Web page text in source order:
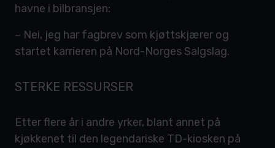
havne i bilbransjen:
– Nei, jeg har fagbrev som kjøttskjærer og
startet karrieren på Nord-Norges Salgslag.
STERKE RESSURSER
Etter flere år i andre yrker, blant annet på
kjøkkenet til den legendariske TD-kiosken på